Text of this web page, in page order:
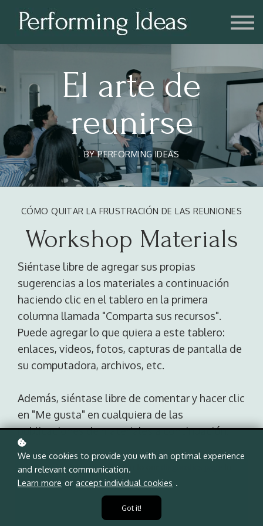
Consulting
Blog
Contact us
Account
El arte de
reunirse
BY PERFORMING IDEAS
CÓMO QUITAR LA FRUSTRACIÓN DE LAS REUNIONES
Workshop Materials
Siéntase libre de agregar sus propias
sugerencias a los materiales a continuación
haciendo clic en el tablero en la primera
columna llamada "Comparta sus recursos".
Puede agregar lo que quiera a este tablero:
enlaces, videos, fotos, capturas de pantalla de
su computadora, archivos, etc.
Además, siéntase libre de comentar y hacer clic
en "Me gusta" en cualquiera de las
publicaciones de materiales a continuación:
We use cookies to provide you with an optimal experience
and relevant communication.
Learn more or accept individual cookies .
Got it!